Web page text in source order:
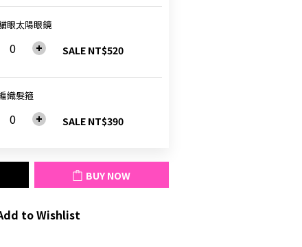
眼太陽眼鏡
SALE NT$520
織髮箍
SALE NT$390
BUY NOW
to Wishlist